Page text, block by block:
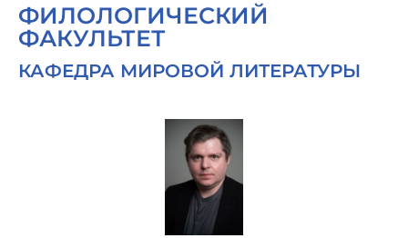
ФИЛОЛОГИЧЕСКИЙ
ФАКУЛЬТЕТ
КАФЕДРА МИРОВОЙ ЛИТЕРАТУРЫ